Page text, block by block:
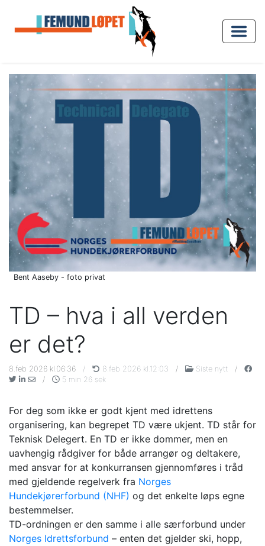
Bent Aaseby - foto privat
TD – hva i all verden
er det?
8.feb 2026 kl.06:36 / 8.feb 2026 kl.12:03 / Siste nytt
/
/
5 min 26 sek
For deg som ikke er godt kjent med idrettens
organisering, kan begrepet TD være ukjent. TD står for
Teknisk Delegert. En TD er ikke dommer, men en
uavhengig rådgiver for både arrangør og deltakere,
med ansvar for at konkurransen gjennomføres i tråd
med gjeldende regelverk fra Norges
Hundekjørerforbund (NHF) og det enkelte løps egne
bestemmelser.
TD-ordningen er den samme i alle særforbund under
Norges Idrettsforbund – enten det gjelder ski, hopp,